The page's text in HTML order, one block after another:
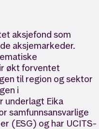
aksjefond som
aksjemarkeder.
økt forventet
til region og sektor
i
underlagt Eika
samfunnsansvarlige
(ESG) og har UCITS-